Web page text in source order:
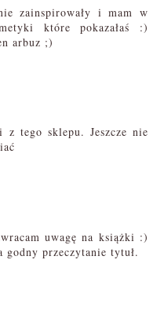
zainspirowały i mam w
które pokazałaś :)
arbuz ;)
z tego sklepu. Jeszcze nie
uwagę na książki :)
przeczytanie tytuł.